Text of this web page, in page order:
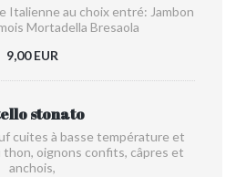
Italienne au choix entré: Jambon
Mortadella Bresaola
9,00 EUR
stonato
cuites à basse température et
thon, oignons confits, câpres et
anchois,